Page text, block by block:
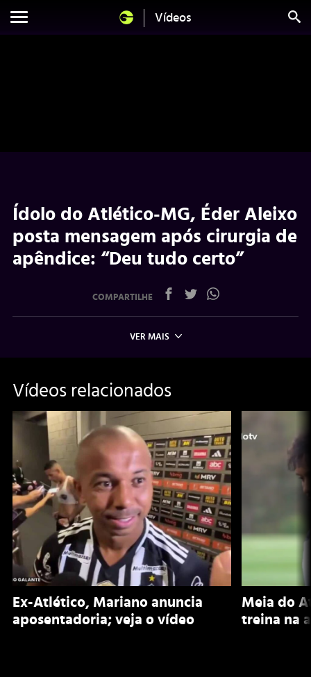
Vídeos
Ídolo do Atlético-MG, Éder Aleixo
posta mensagem após cirurgia de
apêndice: “Deu tudo certo”
COMPARTILHE
VER MAIS
Vídeos relacionados
Ex-Atlético, Mariano anuncia
aposentadoria; veja o vídeo
Meia do
treina na